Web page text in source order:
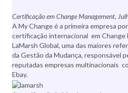
Certificação em Change Management,
A My Change é a primeira empresa
certificação internacional em Change
LaMarsh Global, uma das maiores
da Gestão da Mudança, responsável
reputadas empresas multinacionais
Ebay.